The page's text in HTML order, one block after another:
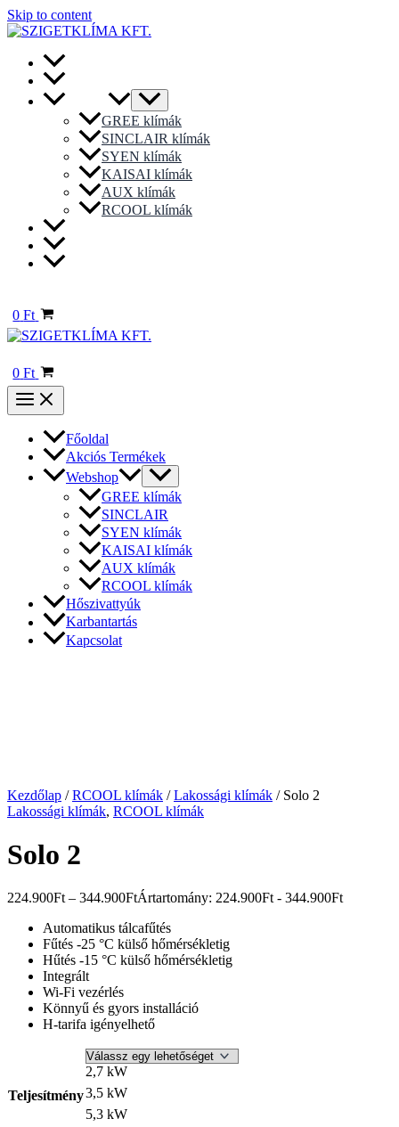
Skip to content
GREE klímák
SINCLAIR klímák
SYEN klímák
KAISAI klímák
AUX klímák
RCOOL klímák
0 Ft
0 Ft
Főoldal
Akciós Termékek
Webshop
GREE klímák
SINCLAIR
SYEN klímák
KAISAI klímák
AUX klímák
RCOOL klímák
Hőszivattyúk
Karbantartás
Kapcsolat
Kezdőlap /RCOOL klímák /Lakossági klímák / Solo 2
Lakossági klímák, RCOOL klímák
Solo 2
224.900Ft – 344.900FtÁrtartomány: 224.900Ft - 344.900Ft
Automatikus tálcafűtés
Fűtés -25 °C külső hőmérsékletig
Hűtés -15 °C külső hőmérsékletig
Integrált
Wi-Fi vezérlés
Könnyű és gyors installáció
H-tarifa igényelhető
Teljesítmény
2,7 kW
3,5 kW
5,3 kW